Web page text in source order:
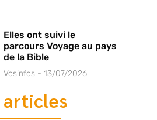
Elles ont suivi le
parcours Voyage au pays
de la Bible
Vosinfos 13/07/2026
articles